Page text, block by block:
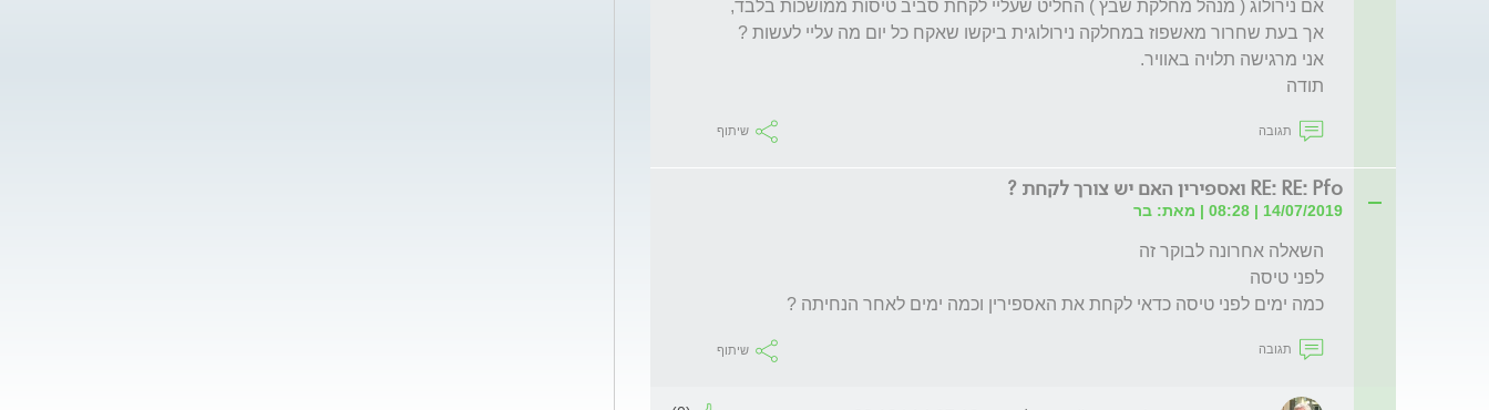
תודה
תגובה שיתוף
RE: RE: Pfo ואספירין האם יש צורך לקחת ?
14/07/2019 | 08:28 | מאת: בר
כמה ימים לפני טיסה כדאי לקחת את האספירין וכמה ימים לאחר הנחיתה ?
תגובה שיתוף